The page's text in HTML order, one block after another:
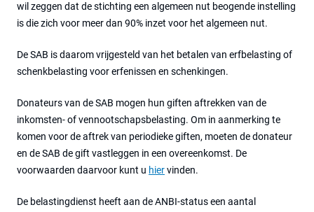
wil zeggen dat de stichting een algemeen nut beogende instelling
is die zich voor meer dan 90% inzet voor het algemeen nut.
De SAB is daarom vrijgesteld van het betalen van erfbelasting of
schenkbelasting voor erfenissen en schenkingen.
Donateurs van de SAB mogen hun giften aftrekken van de
inkomsten- of vennootschapsbelasting. Om in aanmerking te
komen voor de aftrek van periodieke giften, moeten de donateur
en de SAB de gift vastleggen in een overeenkomst. De
voorwaarden daarvoor kunt u hiervinden.
De belastingdienst heeft aan de ANBI-status een aantal